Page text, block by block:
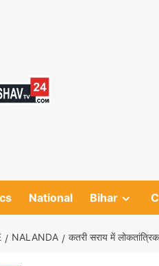
National Bihar
NALANDA कतरी सराय में लोकतांत्रिक